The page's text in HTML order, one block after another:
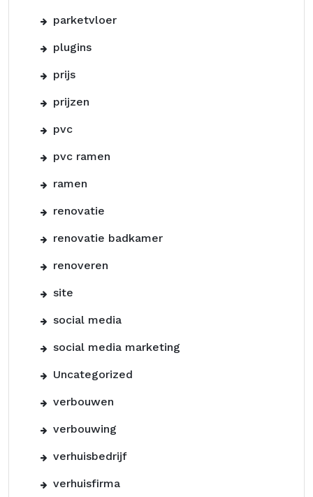
parketvloer
plugins
prijs
prijzen
pvc
pvc ramen
ramen
renovatie
renovatie badkamer
renoveren
site
social media
social media marketing
Uncategorized
verbouwen
verbouwing
verhuisbedrijf
verhuisfirma